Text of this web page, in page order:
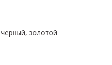
золотой